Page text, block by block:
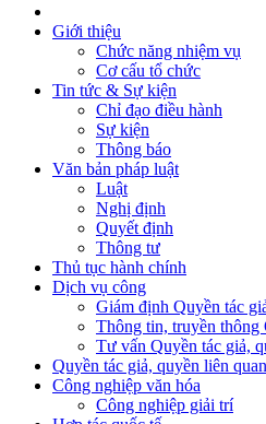
Giới thiệu
Chức năng nhiệm vụ
Cơ cấu tổ chức
Tin tức & Sự kiện
Chỉ đạo điều hành
Sự kiện
Thông báo
Văn bản pháp luật
Luật
Nghị định
Quyết định
Thông tư
Thủ tục hành chính
Dịch vụ công
Giám định Quyền tác
Thông tin, truyền thông
Tư vấn Quyền tác giả,
Quyền tác giả, quyền liên quan
Công nghiệp văn hóa
Công nghiệp giải trí